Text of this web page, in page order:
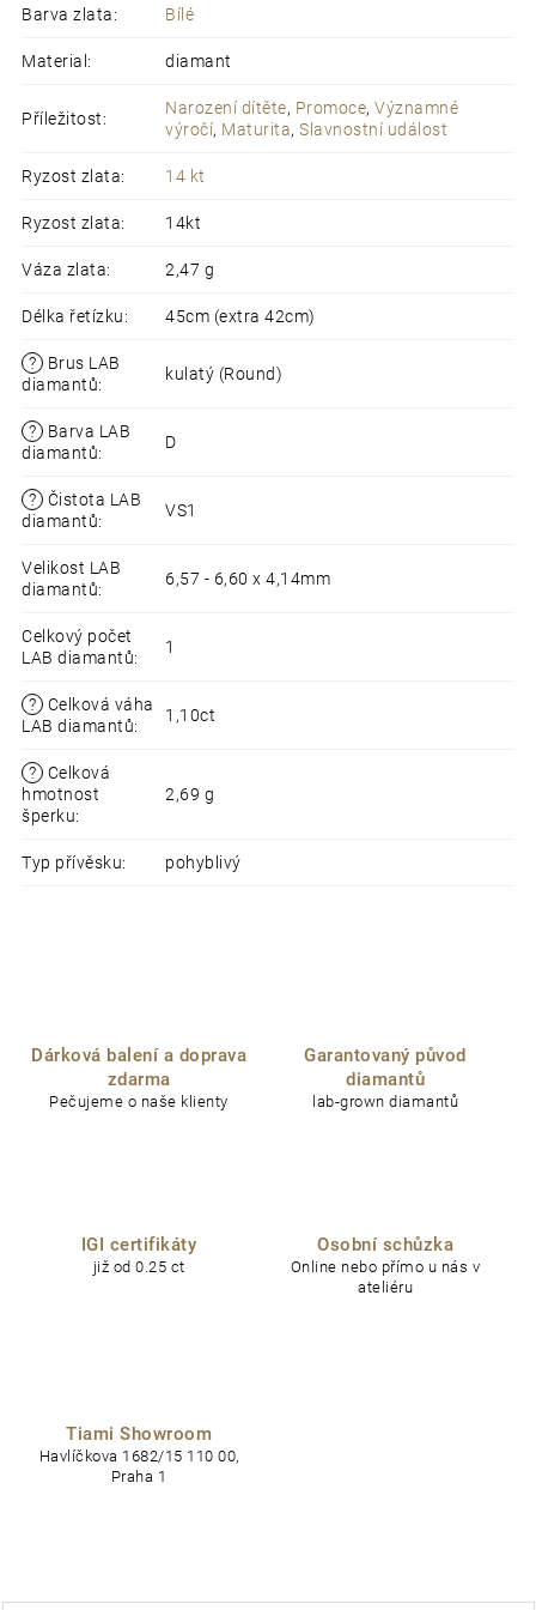
Barva zlata: Bílé
Material : diamant
Příležitost:
Narození dítěte, Promoce, Významné
výročí, Maturita, Slavnostní událost
Ryzost zlata: 14 kt
Ryzost zlata: 14kt
Váza zlata: 2,47 g
Délka řetízku: 45cm (extra 42cm)
?
Brus LAB
diamantů:
kulatý (Round)
?
Barva LAB
diamantů:
D
?
Čistota LAB
diamantů:
VS1
Velikost LAB
diamantů:
6,57 - 6,60 x 4,14mm
Celkový počet
LAB diamantů:
1
?
Celková váha
LAB diamantů:
1,10ct
?
Celková
hmotnost
šperku:
2,69 g
Typ přívěsku: pohyblivý
Dárková balení a doprava
zdarma
Pečujeme o naše klienty
Garantovaný původ
diamantů
lab-grown diamantů
IGI certifikáty
již od 0.25 ct
Osobní schůzka
Online nebo přímo u nás v
ateliéru
Tiami Showroom
Havlíčkova 1682/15 110 00,
Praha 1